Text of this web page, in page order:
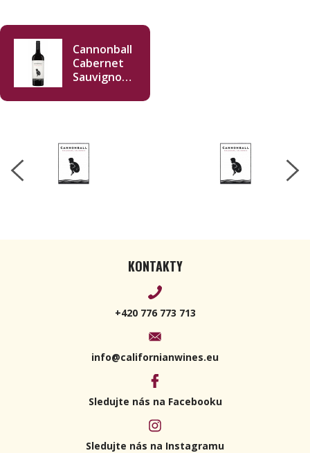
Cannonball
Cabernet
Sauvignon
KONTAKTY
+420 776 773 713
info@californianwines.eu
Sledujte nás na Facebooku
Sledujte nás na Instagramu